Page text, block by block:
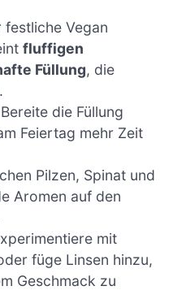
festliche Vegan
fluffigen
Füllung, die
Bereite die Füllung
Feiertag mehr Zeit
Pilzen, Spinat und
Aromen auf den
mit
füge Linsen hinzu,
Geschmack zu